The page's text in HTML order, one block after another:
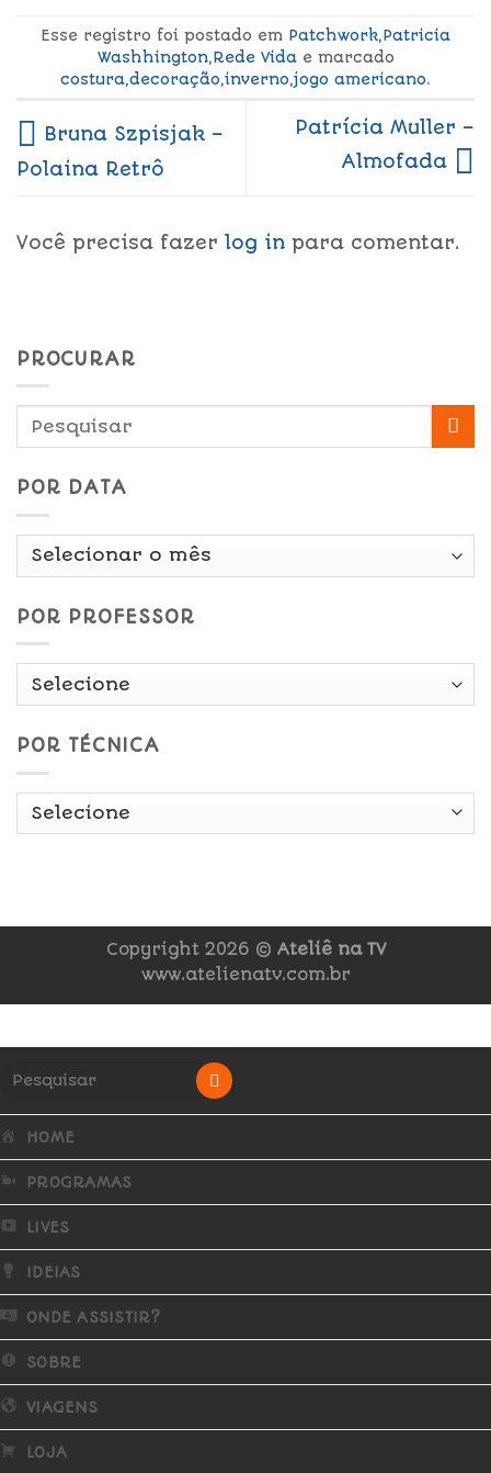
Esse registro foi postado em Patchwork,Patricia
Washhington,Rede Vidae marcado
costura,decoração,inverno,jogo americano.
Bruna Szpisjak –
Polaina Retrô
Patrícia Muller –
Almofada
Você precisa fazer log in para comentar.
PROCURAR
POR DATA
Por
POR PROFESSOR
POR TÉCNICA
Copyright 2026 © Ateliê na TV
www.atelienatv.com.br
HOME
PROGRAMAS
LIVES
IDEIAS
ONDE ASSISTIR?
SOBRE
VIAGENS
LOJA